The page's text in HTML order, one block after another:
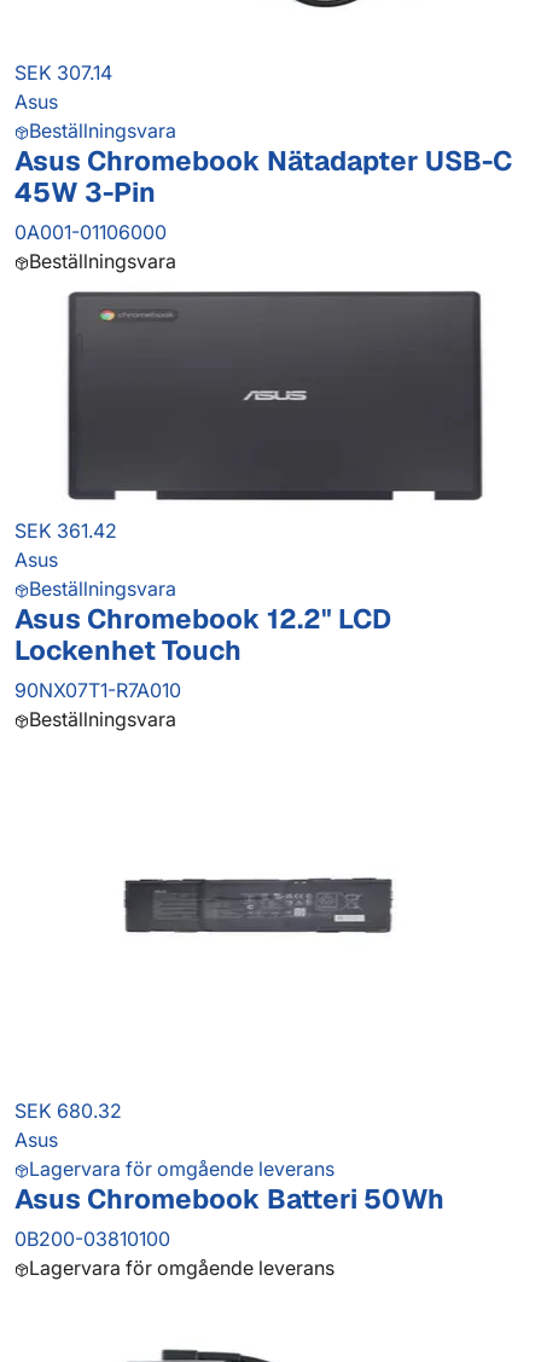
SEK 307.14
Asus
Beställningsvara
Asus Chromebook Nätadapter USB-C
45W 3-Pin
0A001-01106000
Beställningsvara
SEK 361.42
Asus
Beställningsvara
Asus Chromebook 12.2" LCD
Lockenhet Touch
90NX07T1-R7A010
Beställningsvara
SEK 680.32
Asus
Lagervara för omgående leverans
Asus Chromebook Batteri 50Wh
0B200-03810100
Lagervara för omgående leverans